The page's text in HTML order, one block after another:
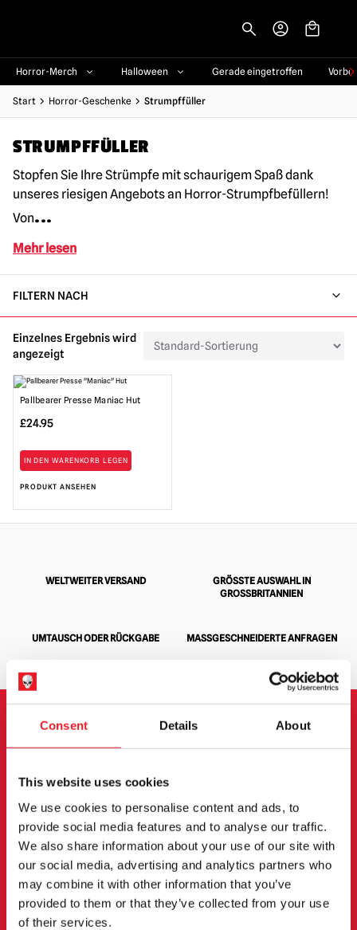
Consent Details About
This website uses cookies
We use cookies to personalise content and ads, to
provide social media features and to analyse our traffic.
We also share information about your use of our site with
our social media, advertising and analytics partners who
may combine it with other information that you’ve
provided to them or that they’ve collected from your use
of their services.
Horror-Merch Halloween Gerade eingetroffen
Start Horror-Geschenke Strumpffüller
STRUMPFFÜLLER
Stopfen Sie Ihre Strümpfe mit schaurigem Spaß dank
unseres riesigen Angebots an Horror-Strumpfbefüllern!
Von...
Mehr lesen
FILTERN NACH
Einzelnes Ergebnis wird
angezeigt
Pallbearer Presse Maniac Hut
£24.95
IN DEN WARENKORB LEGEN
PRODUKT ANSEHEN
WELTWEITER VERSAND
GRÖSSTE AUSWAHL IN G
ROSSBRITANNIEN
UMTAUSCH ODER RÜCKGABE MASSGESCHNEIDERTE ANFRAGEN
ANMELDUNG ZUM
NEWSLETTER
Melden Sie sich an, um über neue Produkte,
Veranstaltungen und mehr informiert zu werden.
ANMELDUNG
Mit der Anmeldung zu unserem Newsletter erklären Sie sich mit